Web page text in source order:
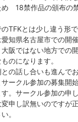
め 18禁作品の頒布の
TFKとは少し違う形
知県名古屋市での開
阪ではない地方での
のになります。
の話し合いも進んで
ークル参加の募集開
す。サークル参加の申
申し訳無いのですが
。